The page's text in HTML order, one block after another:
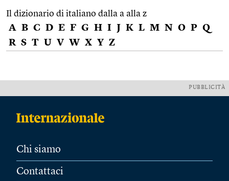
Il dizionario di italiano dalla a alla z
A B C D E F G H I J K L M N O P Q
R S T U V W X Y Z
PUBBLICITÀ
Chi siamo
Contattaci